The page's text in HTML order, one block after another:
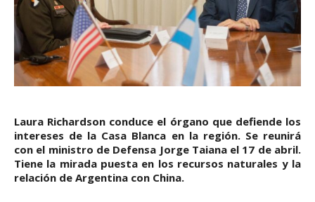
Laura Richardson conduce el órgano que defiende los
intereses de la Casa Blanca en la región. Se reunirá
con el ministro de Defensa Jorge Taiana el 17 de abril.
Tiene la mirada puesta en los recursos naturales y la
relación de Argentina con China.